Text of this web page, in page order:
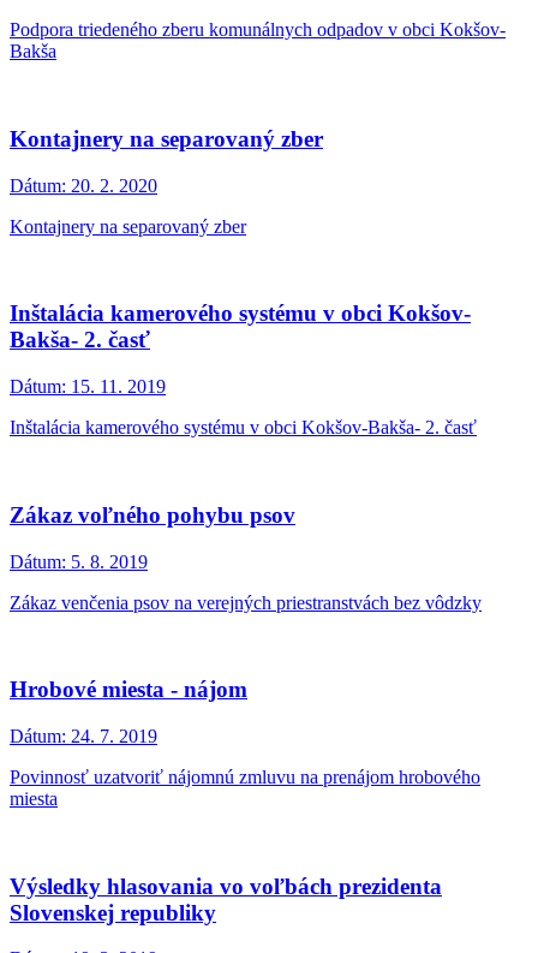
Podpora triedeného zberu komunálnych odpadov v obci Kokšov-
Bakša
Kontajnery na separovaný zber
Dátum: 20. 2. 2020
Kontajnery na separovaný zber
Inštalácia kamerového systému v obci Kokšov-
Bakša- 2. časť
Dátum: 15. 11. 2019
Inštalácia kamerového systému v obci Kokšov-Bakša- 2. časť
Zákaz voľného pohybu psov
Dátum: 5. 8. 2019
Zákaz venčenia psov na verejných priestranstvách bez vôdzky
Hrobové miesta - nájom
Dátum: 24. 7. 2019
Povinnosť uzatvoriť nájomnú zmluvu na prenájom hrobového
miesta
Výsledky hlasovania vo voľbách prezidenta
Slovenskej republiky